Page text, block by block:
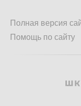
Полная версия
Помощь по сайту